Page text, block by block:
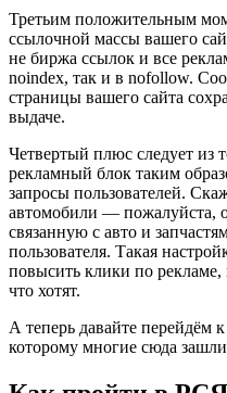
Третьим положительным
ссылочной массы вашего
не биржа ссылок и все
noindex, так и в nofollow.
страницы вашего сайта
выдаче.
Четвертый плюс следует из
рекламный блок таким
запросы пользователей.
автомобили — пожалуйста,
связанную с авто и
пользователя. Такая
повысить клики по рекламе,
что хотят.
А теперь давайте перейдём
которому многие сюда